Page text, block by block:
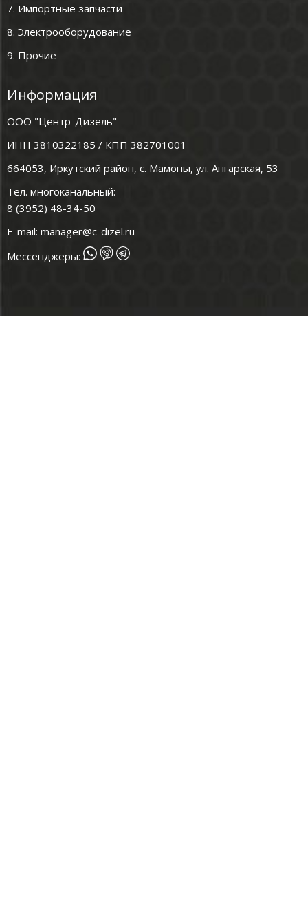
7. Импортные запчасти
8. Электрооборудование
9. Прочие
Информация
ООО "Центр-Дизель"
ИНН 3810322185 / КПП 382701001
664053, Иркутский район, с. Мамоны, ул. Ангарская, 53
Тел. многоканальный:
8 (3952) 48-34-50
E-mail: manager@c-dizel.ru
Мессенджеры: